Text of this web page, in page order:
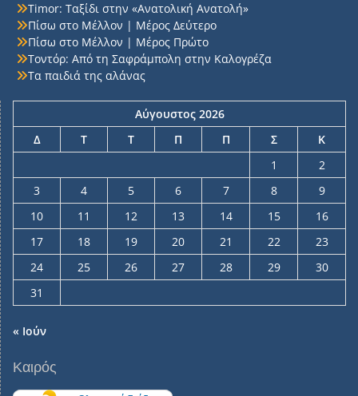
Timor: Ταξίδι στην «Ανατολική Ανατολή»
Πίσω στο Μέλλον | Μέρος Δεύτερο
Πίσω στο Μέλλον | Μέρος Πρώτο
Τοντόρ: Από τη Σαφράμπολη στην Καλογρέζα
Τα παιδιά της αλάνας
Αύγουστος 2026
Δ
Τ Τ Π Π Σ
Κ
1
2
3
4 5 6 7 8
9
10
11 12 13 14 15
16
17
18 19 20 21 22
23
24
25 26 27 28 29
30
31
« Ιούν
Καιρός